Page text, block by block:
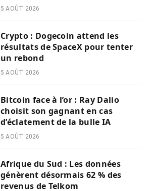
5 AOÛT 2026
Crypto : Dogecoin attend les
résultats de SpaceX pour tenter
un rebond
5 AOÛT 2026
Bitcoin face à l’or : Ray Dalio
choisit son gagnant en cas
d’éclatement de la bulle IA
5 AOÛT 2026
Afrique du Sud : Les données
génèrent désormais 62 % des
revenus de Telkom